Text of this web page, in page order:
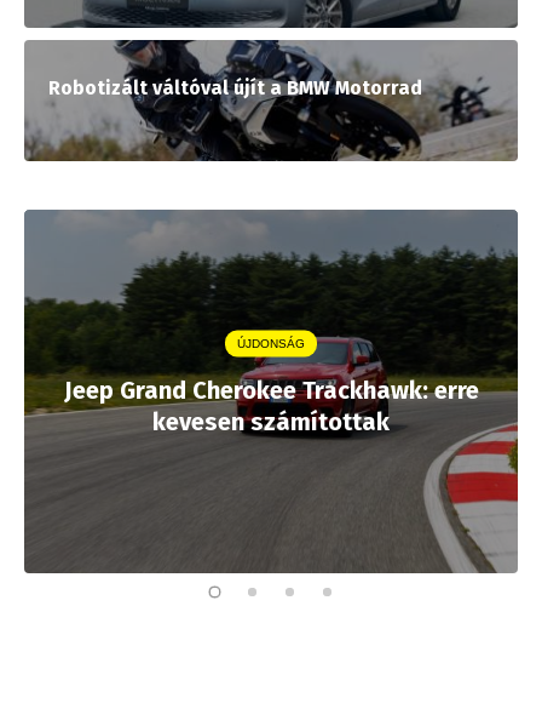
Robotizált váltóval újít a BMW Motorrad
ÚJDONSÁG
Jeep Grand Cherokee Trackhawk: erre
kevesen számítottak